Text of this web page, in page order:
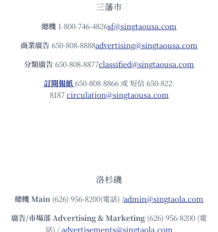
三藩市
總機 1-800-746-4826sf@singtaousa.com
商業廣告 650-808-8888advertising@singtaousa.com
分類廣告 650-808-8877classified@singtaousa.com
訂閱報紙 650-808-8866 或 短信 650-822-
8187circulation@singtaousa.com
洛杉磯
總機Main (626) 956-8200(電話) /admin@singtaola.com
廣告/市場部Advertising & Marketing (626) 956-8200 (電
話) /advertisements@singtaola.com